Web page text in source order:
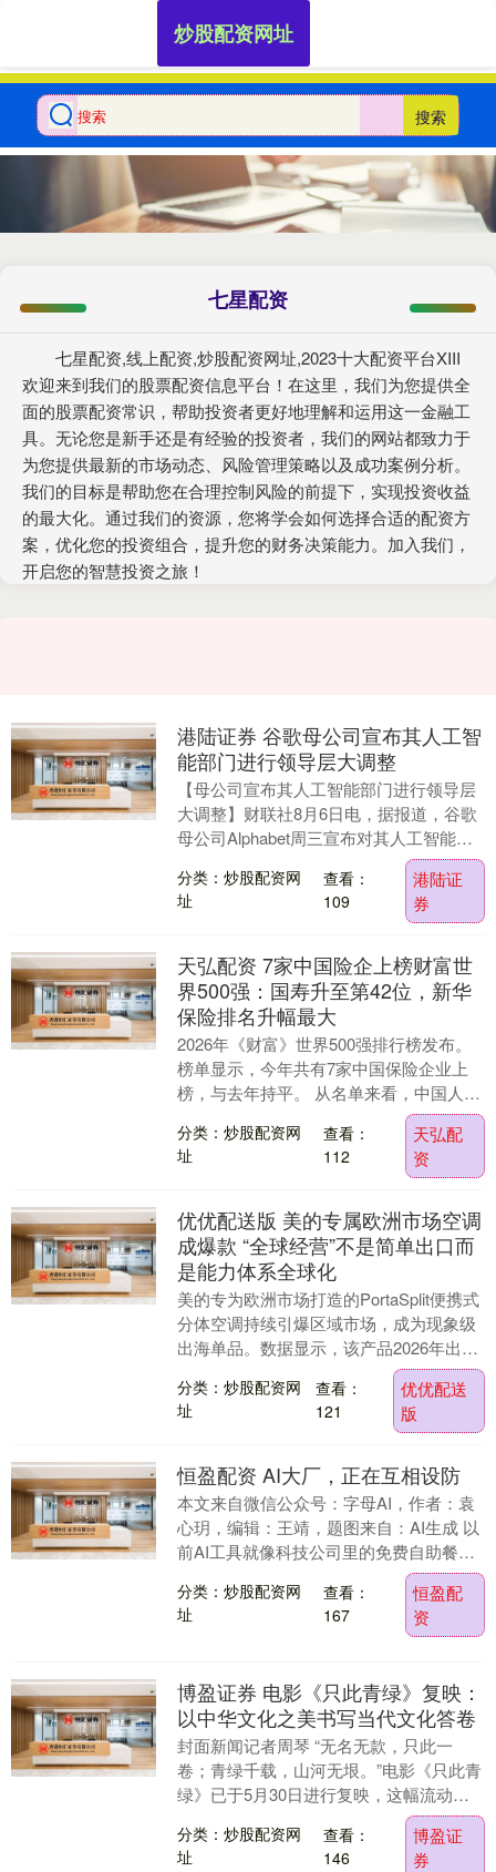
搜索
七星配资
七星配资,线上配资,炒股配资网址,2023十大配资平台XIII‌
欢迎来到我们的股票配资信息平台！在这里，我们为您提供全
面的股票配资常识，帮助投资者更好地理解和运用这一金融工
具。无论您是新手还是有经验的投资者，我们的网站都致力于
为您提供最新的市场动态、风险管理策略以及成功案例分析。
我们的目标是帮助您在合理控制风险的前提下，实现投资收益
的最大化。通过我们的资源，您将学会如何选择合适的配资方
案，优化您的投资组合，提升您的财务决策能力。加入我们，
开启您的智慧投资之旅！
炒股配资网址
港陆证券 谷歌母公司宣布其人工智
能部门进行领导层大调整
【母公司宣布其人工智能部门进行领导层
大调整】财联社8月6日电，据报道，谷歌
母公司Alphabet周三宣布对其人工智能部
门进行领导层大调整，AI负责人德米斯·哈
萨....
分类：炒股配资网
址
查看：
109
港陆证
券
天弘配资 7家中国险企上榜财富世
界500强：国寿升至第42位，新华
保险排名升幅最大
2026年《财富》世界500强排行榜发布。
榜单显示，今年共有7家中国保险企业上
榜，与去年持平。 从名单来看，中国人寿
保险（集团）公司、中国平安保险（集
团）股份有....
分类：炒股配资网
址
查看：
112
天弘配
资
优优配送版 美的专属欧洲市场空调
成爆款 “全球经营”不是简单出口而
是能力体系全球化
美的专为欧洲市场打造的PortaSplit便携式
分体空调持续引爆区域市场，成为现象级
出海单品。数据显示，该产品2026年出货
量已突破20万套，同比实现翻倍增长。....
分类：炒股配资网
址
查看：
121
优优配送
版
恒盈配资 AI大厂，正在互相设防
本文来自微信公众号：字母AI，作者：袁
心玥，编辑：王靖，题图来自：AI生成 以
前AI工具就像科技公司里的免费自助餐
——谁家模型好用，就先端上桌；谁家代
码工具顺手....
分类：炒股配资网
址
查看：
167
恒盈配
资
博盈证券 电影《只此青绿》复映：
以中华文化之美书写当代文化答卷
封面新闻记者周琴 “无名无款，只此一
卷；青绿千载，山河无垠。”电影《只此青
绿》已于5月30日进行复映，这幅流动的
千年画卷在光影中再度展开。作为现象级
国风影片，《....
分类：炒股配资网
址
查看：
146
博盈证
券